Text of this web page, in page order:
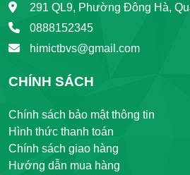
291 QL9, Phường Đông Hà,
0888152345
himictbvs@gmail.com
CHÍNH SÁCH
Chính sách bảo mật thông tin
Hình thức thanh toán
Chính sách giao hàng
Hướng dẫn mua hàng